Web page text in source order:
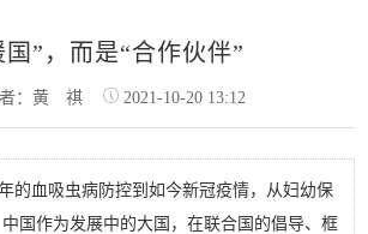
”，而是“合作伙伴”
：黄 祺 2021-10-20 13:12
的血吸虫病防控到如今新冠疫情，从妇幼保
国作为发展中的大国，在联合国的倡导、框